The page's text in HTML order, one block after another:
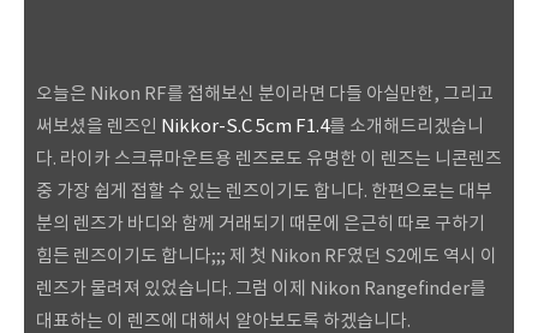
오늘은 Nikon RF를 접해보신 분이라면 다들 아실만한, 그리고
써보셨을 렌즈인 Nikkor-S.C 5cm F1.4를 소개해드리겠습니
다. 라이카 스크류마운트용 렌즈로도 유명한 이 렌즈는 니콘렌즈
중 가장 쉽게 접할 수 있는 렌즈이기도 합니다. 한편으로는 대부
분의 렌즈가 바디와 함께 거래되기 때문에 은근히 따로 구하기
힘든 렌즈이기도 합니다;;; 제 첫 Nikon RF였던 S2에도 역시 이
렌즈가 물려져 있었습니다. 그럼 이제 Nikon Rangefinder를
대표하는 이 렌즈에 대해서 알아보도록 하겠습니다.